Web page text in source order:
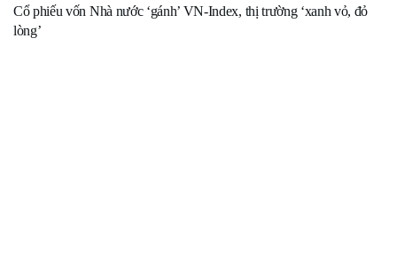
Cổ phiếu vốn Nhà nước ‘gánh’ VN-Index, thị trường ‘xanh vỏ, đỏ
lòng’